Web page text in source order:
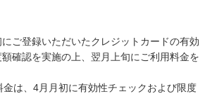
ご登録いただいたクレジットカードの有効
確認を実施の上、翌月上旬にご利用料金を
金は、4月月初に有効性チェックおよび限度